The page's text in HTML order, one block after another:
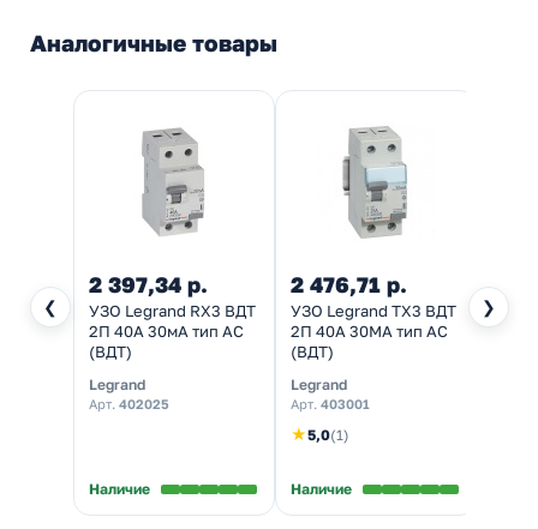
Аналогичные товары
❮ ❯
2 397,34 р.
УЗО Legrand RX3 ВДТ
2П 40А 30мА тип AC
(ВДТ)
Legrand
Арт. 402025
Наличие
2 476,71 р.
УЗО Legrand TX3 ВДТ
2П 40A 30MA тип AC
(ВДТ)
Legrand
Арт. 403001
★5,0(1)
Наличие